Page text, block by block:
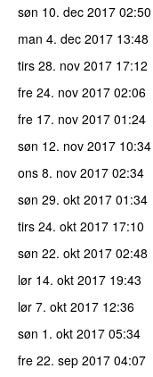
søn 10. dec 2017 02:50
man 4. dec 2017 13:48
tirs 28. nov 2017 17:12
fre 24. nov 2017 02:06
fre 17. nov 2017 01:24
søn 12. nov 2017 10:34
ons 8. nov 2017 02:34
søn 29. okt 2017 01:34
tirs 24. okt 2017 17:10
søn 22. okt 2017 02:48
lør 14. okt 2017 19:43
lør 7. okt 2017 12:36
søn 1. okt 2017 05:34
fre 22. sep 2017 04:07